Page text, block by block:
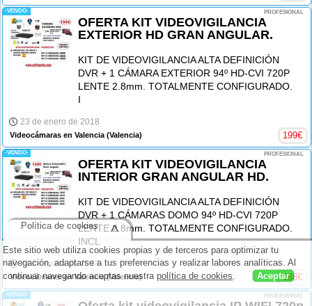
-VENDO- PROFESIONAL
OFERTA KIT VIDEOVIGILANCIA
EXTERIOR HD GRAN ANGULAR.
KIT DE VIDEOVIGILANCIA ALTA DEFINICIÓN
DVR + 1 CÁMARA EXTERIOR 94º HD-CVI 720P
LENTE 2.8mm. TOTALMENTE CONFIGURADO.
I
23 de enero de 2018
Videocámaras en Valencia (Valencia) 199€
-VENDO- PROFESIONAL
OFERTA KIT VIDEOVIGILANCIA
INTERIOR GRAN ANGULAR HD.
KIT DE VIDEOVIGILANCIA ALTA DEFINICIÓN
DVR + 1 CÁMARAS DOMO 94º HD-CVI 720P
LENTE 2.8mm. TOTALMENTE CONFIGURADO.
INCL
23 de enero de 2018
Videocámaras en Valencia(Valencia) 188€
-VENDO- PROFESIONAL
Este sitio web utiliza cookies propias y de terceros para optimizar tu
navegación, adaptarse a tus preferencias y realizar labores analíticas. Al
continuar navegando aceptas nuestrapolítica de cookies. Aceptar
Política de cookies ^